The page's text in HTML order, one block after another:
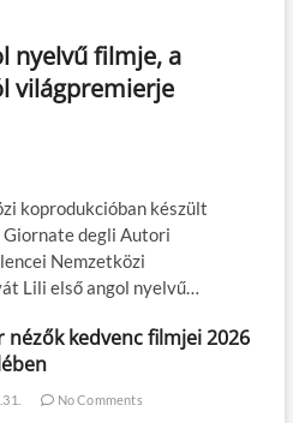
nyelvű filmje, a
világpremierje
koprodukcióban készült
degli Autori
Nemzetközi
Lili első angol nyelvű…
nézők kedvenc filmjei 2026
No Comments